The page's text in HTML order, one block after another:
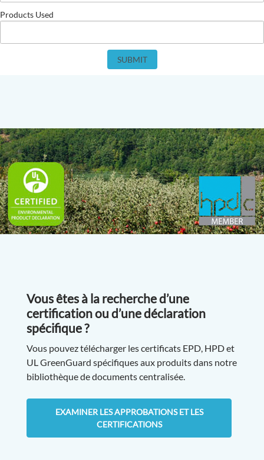
Products Used
SUBMIT
Vous êtes à la recherche d’une
certification ou d’une déclaration
spécifique ?
Vous pouvez télécharger les certificats EPD, HPD et
UL GreenGuard spécifiques aux produits dans notre
bibliothèque de documents centralisée.
EXAMINER LES APPROBATIONS ET LES
CERTIFICATIONS